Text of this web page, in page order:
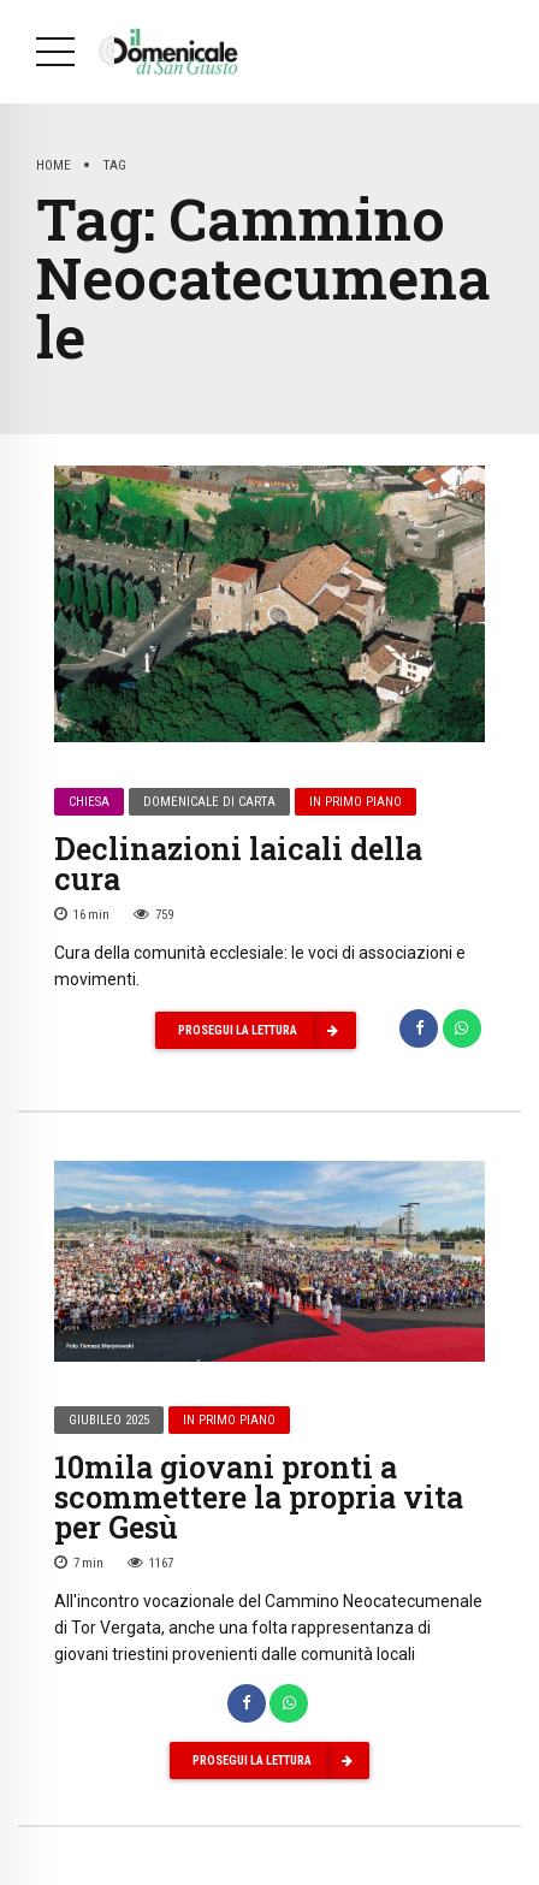
HOME TAG
Tag: Cammino
Neocatecumena
le
CHIESA DOMENICALE DI CARTA IN PRIMO PIANO
Declinazioni laicali della
cura
16 min 759
Cura della comunità ecclesiale: le voci di associazioni e
movimenti.
PROSEGUI LA LETTURA
GIUBILEO 2025 IN PRIMO PIANO
10mila giovani pronti a
scommettere la propria vita
per Gesù
7 min 1167
All'incontro vocazionale del Cammino Neocatecumenale
di Tor Vergata, anche una folta rappresentanza di
giovani triestini provenienti dalle comunità locali
PROSEGUI LA LETTURA